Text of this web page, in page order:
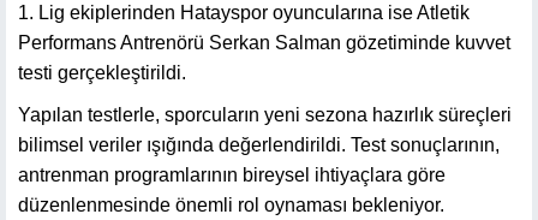
1. Lig ekiplerinden Hatayspor oyuncularına ise Atletik
Performans Antrenörü Serkan Salman gözetiminde kuvvet
testi gerçekleştirildi.
Yapılan testlerle, sporcuların yeni sezona hazırlık süreçleri
bilimsel veriler ışığında değerlendirildi. Test sonuçlarının,
antrenman programlarının bireysel ihtiyaçlara göre
düzenlenmesinde önemli rol oynaması bekleniyor.